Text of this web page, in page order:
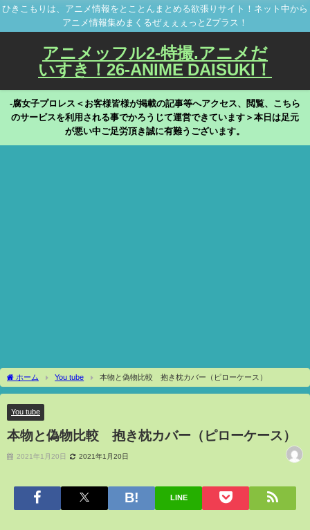
ひきこもりは、アニメ情報をとことんまとめる欲張りサイト！ネット中から
アニメ情報集めまくるぜぇぇぇっとZプラス！
アニメッフル2-特撮.アニメだ
いすき！26-ANIME DAISUKI！
-腐女子プロレス＜お客様皆様が掲載の記事等へアクセス、閲覧、こちら
のサービスを利用される事でかろうじて運営できています＞本日は足元
が悪い中ご足労頂き誠に有難うございます。
ホーム You tube 本物と偽物比較 抱き枕カバー（ピローケース）
You tube
本物と偽物比較 抱き枕カバー（ピローケース）
2021年1月20日 2021年1月20日
LINE